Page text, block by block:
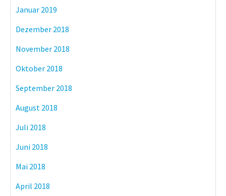
Januar 2019
Dezember 2018
November 2018
Oktober 2018
September 2018
August 2018
Juli 2018
Juni 2018
Mai 2018
April 2018